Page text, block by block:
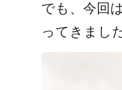
でも、今回
ってきまし